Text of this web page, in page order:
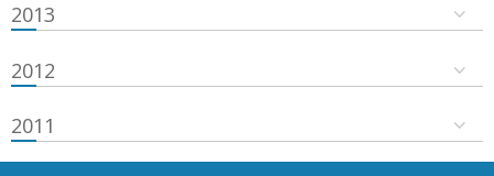
2013
2012
2011